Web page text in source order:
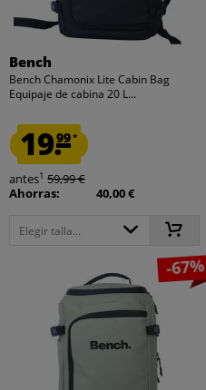
Bench
Bench Chamonix Lite Cabin Bag
Equipaje de cabina 20 L...
19.99*
antes1 59,99 €
Ahorras:
40,00 €
Elegir talla...
-67%